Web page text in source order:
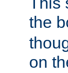
the
on